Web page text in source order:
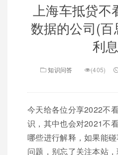
上海车抵贷
数据的公司(
利
知识问答 (405)
今天给各位分享2022不
识，其中也会对2021不
哪些进行解释，如果能
问题，别忘了关注本站，